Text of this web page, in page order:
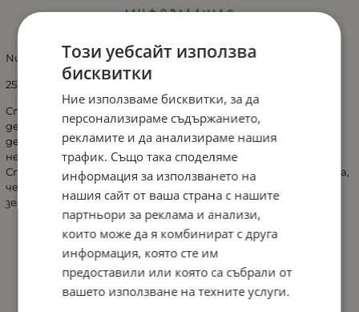
ИНФОРМАЦИЯ
Nuk-стерилизатор и уред за задушаване на зеленчуци 2в1
251.010
Стерилизаторът работи по метода на горещата
дезинфекция. Водата се загрява до 95-97 градуса и парата
дезинфекцира.Чрез малките количества вода, които са
необходими се пести и електрическа енергия.
Стерилизаторът е практичен и от гледна точка на това,
че може да се използва и като уред за задушаване на
зеленчуци - както за бебето, така и за цялото семейство.
Този уебсайт използва
бисквитки
Ние използваме бисквитки, за да
персонализираме съдържанието,
рекламите и да анализираме нашия
трафик. Също така споделяме
информация за използването на
нашия сайт от ваша страна с нашите
партньори за реклама и анализи,
които може да я комбинират с друга
информация, която сте им
предоставили или която са събрали от
вашето използване на техните услуги.